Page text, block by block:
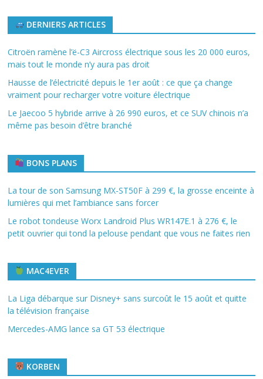
DERNIERS ARTICLES
Citroën ramène l’ë-C3 Aircross électrique sous les 20 000 euros,
mais tout le monde n’y aura pas droit
Hausse de l’électricité depuis le 1er août : ce que ça change
vraiment pour recharger votre voiture électrique
Le Jaecoo 5 hybride arrive à 26 990 euros, et ce SUV chinois n’a
même pas besoin d’être branché
BONS PLANS
La tour de son Samsung MX-ST50F à 299 €, la grosse enceinte à
lumières qui met l’ambiance sans forcer
Le robot tondeuse Worx Landroid Plus WR147E.1 à 276 €, le
petit ouvrier qui tond la pelouse pendant que vous ne faites rien
MAC4EVER
La Liga débarque sur Disney+ sans surcoût le 15 août et quitte
la télévision française
Mercedes-AMG lance sa GT 53 électrique
KORBEN